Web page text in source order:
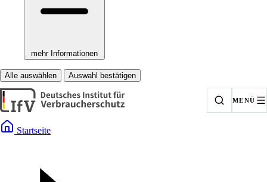
mehr Informationen
Alle auswählen Auswahl bestätigen
MENÜ
Startseite